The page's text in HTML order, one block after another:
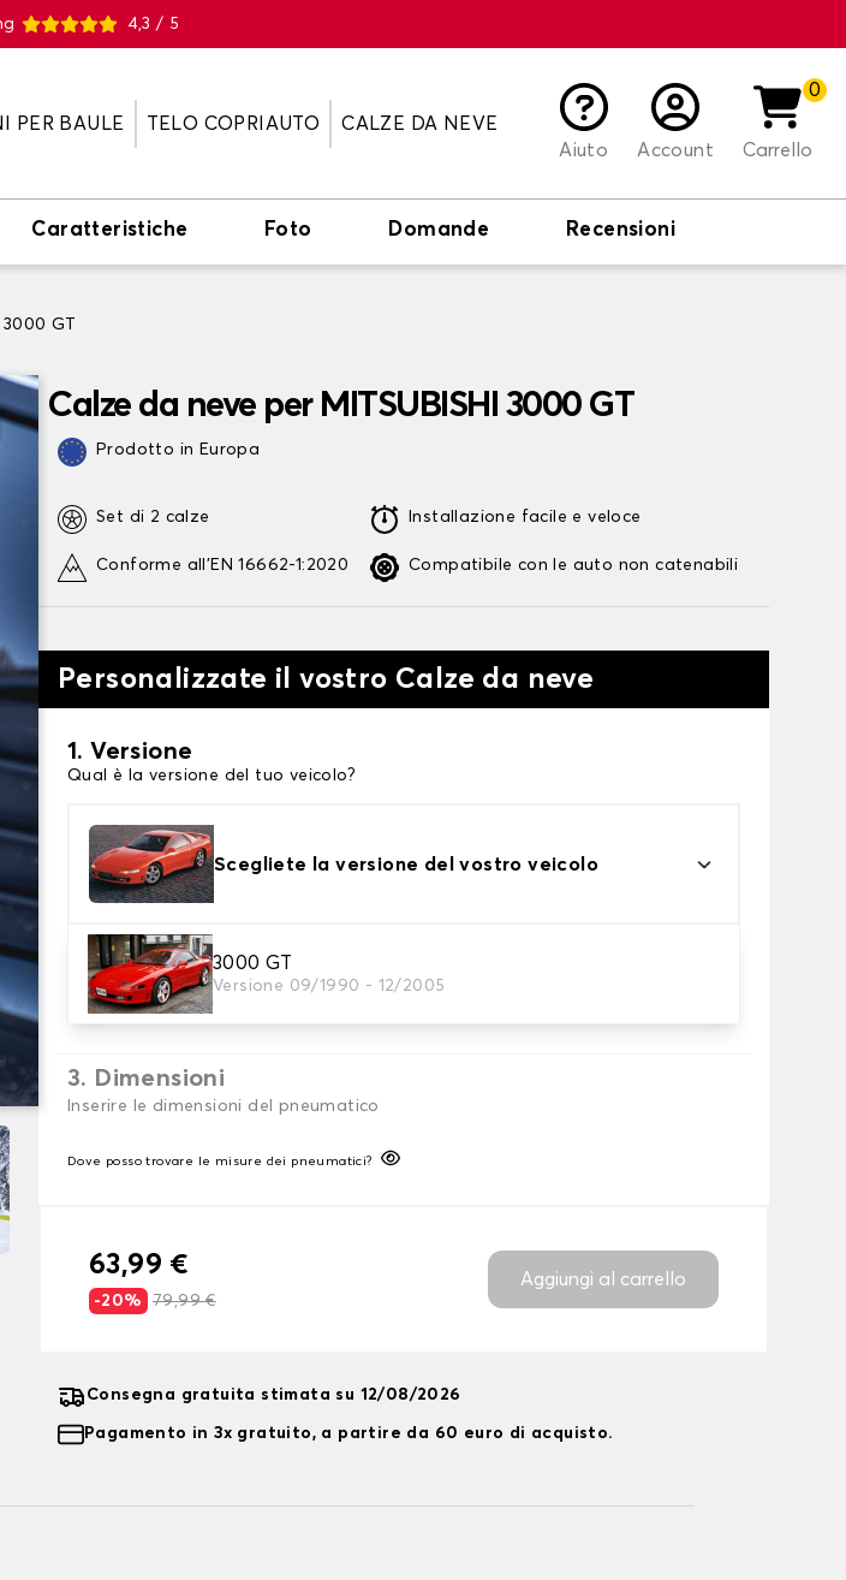
4,3 / 5
PER BAULE TELO COPRIAUTO
CALZE DA NEVE
Aiuto
Account
0
Carrello
Caratteristiche Foto Domande Recensioni
GT
Calze da neve per MITSUBISHI 3000 GT
Prodotto in Europa
Set di 2 calze
Conforme all'EN 16662-1:2020
Installazione facile e veloce
Compatibile con le auto non catenabili
Personalizzate il vostro Calze da neve
1. Versione
Qual è la versione del tuo veicolo?
Scegliete la versione del vostro veicolo
3000 GT
Versione 09/1990 - 12/2005
2. Finitura a calza
Scegli le calze da neve adatte alle tue necessità
3. Dimensioni
Inserire le dimensioni del pneumatico
Dove posso trovare le misure dei pneumatici?
63,99 €
-20% 79,99 €
Aggiungi al carrello
Consegna gratuita stimata su 12/08/2026
Pagamento in 3x gratuito, a partire da 60 euro di acquisto.